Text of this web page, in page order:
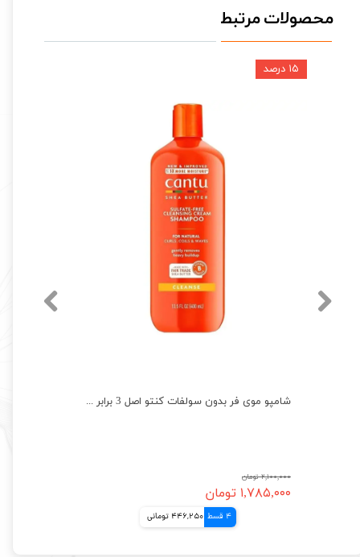
محصولات مرتبط
شامپو موی فر بدون سولفات کنتو اصل 3 برابر ابرسانی با شی باتر CANTU SHAMPOO
۲,۱۰۰,۰۰۰ تومان
۱,۷۸۵,۰۰۰ تومان
4 قسط 446,250 تومانی
۱۵ درصد